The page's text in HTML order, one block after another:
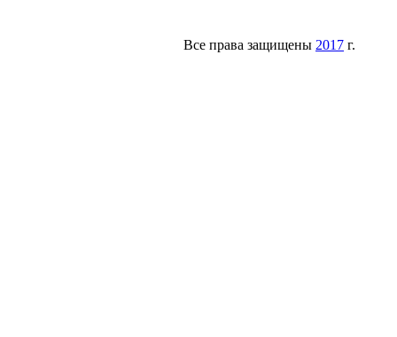
Все права защищены 2017 г.